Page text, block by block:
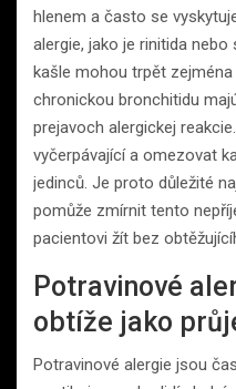
hlenem a často se
alergie, jako je rinitida nebo
kašle mohou trpět
chronickou bronchitidu
prejavoch alergickej
vyčerpávající a omezovat
jedinců. Je proto důležité
pomůže zmírnit tento
pacientovi žít bez
Potravinové
obtíže jako
Potravinové alergie jsou